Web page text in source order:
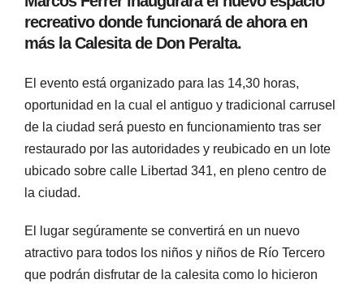
recreativo donde funcionará de ahora en
más la Calesita de Don Peralta.
El evento está organizado para las 14,30 horas,
oportunidad en la cual el antiguo y tradicional carrusel
de la ciudad será puesto en funcionamiento tras ser
restaurado por las autoridades y reubicado en un lote
ubicado sobre calle Libertad 341, en pleno centro de
la ciudad.
El lugar segúramente se convertirá en un nuevo
atractivo para todos los niños y niños de Río Tercero
que podrán disfrutar de la calesita como lo hicieron